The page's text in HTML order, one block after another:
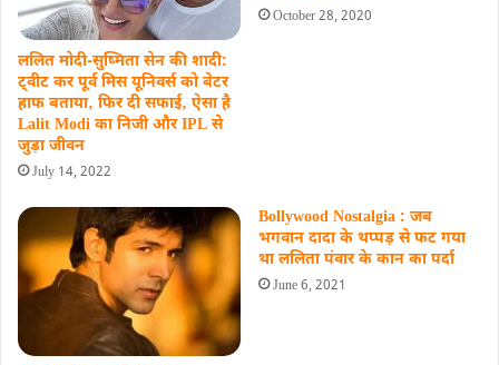
ललित मोदी-सुष्मिता सेन की शादी:
ट्वीट कर पूर्व मिस यूनिवर्स को बेटर
हाफ बताया‚ फिर दी सफाई‚ ऐसा है
Lalit Modi का निजी और IPL से
जुड़ा जीवन
July 14, 2022
October 28, 2020
Bollywood Nostalgia : जब
भगवान दादा के थप्पड़ से फट गया
था ललिता पंवार के कान का पर्दा
June 6, 2021